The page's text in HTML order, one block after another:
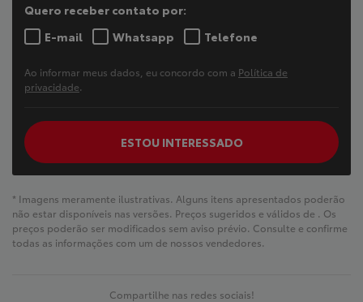
Quero receber contato por:
E-mail
Whatsapp Telefone
Ao informar meus dados, eu concordo com a Política de
privacidade.
ESTOU INTERESSADO
* Imagens meramente ilustrativas. Alguns itens apresentados poderão
não estar disponíveis nas versões. Preços sugeridos e válidos de . Os
preços poderão ser modificados sem aviso prévio. Consulte e confirme
todas as informações com um de nossos vendedores.
Compartilhe nas redes sociais!